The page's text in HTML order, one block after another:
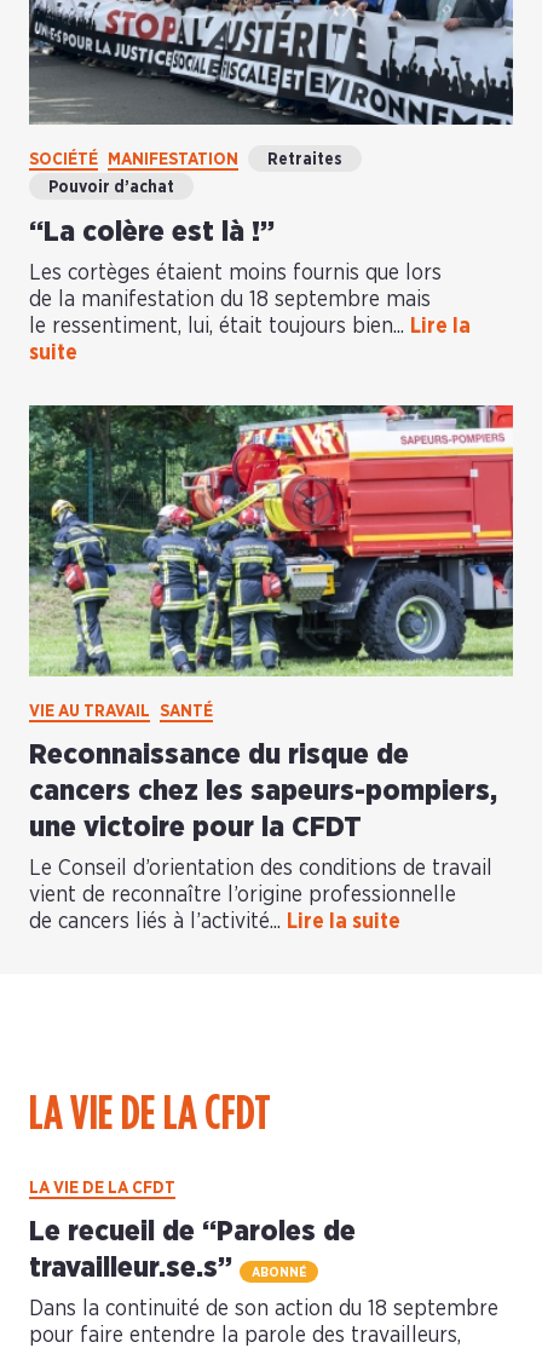
SOCIÉTÉ MANIFESTATION
Retraites
Pouvoir d’achat
“La colère est là !”
Les cortèges étaient moins fournis que lors
de la manifestation du 18 septembre mais
le ressentiment, lui, était toujours bien... Lire la
suite
VIE AU TRAVAIL SANTÉ
Reconnaissance du risque de
cancers chez les sapeurs-pompiers,
une victoire pour la CFDT
Le Conseil d’orientation des conditions de travail
vient de reconnaître l’origine professionnelle
de cancers liés à l’activité... Lire la suite
LA VIE DE LA CFDT
LA VIE DE LA CFDT
Le recueil de “Paroles de
travailleur.se.s”
ABONNÉ
Dans la continuité de son action du 18 septembre
pour faire entendre la parole des travailleurs,